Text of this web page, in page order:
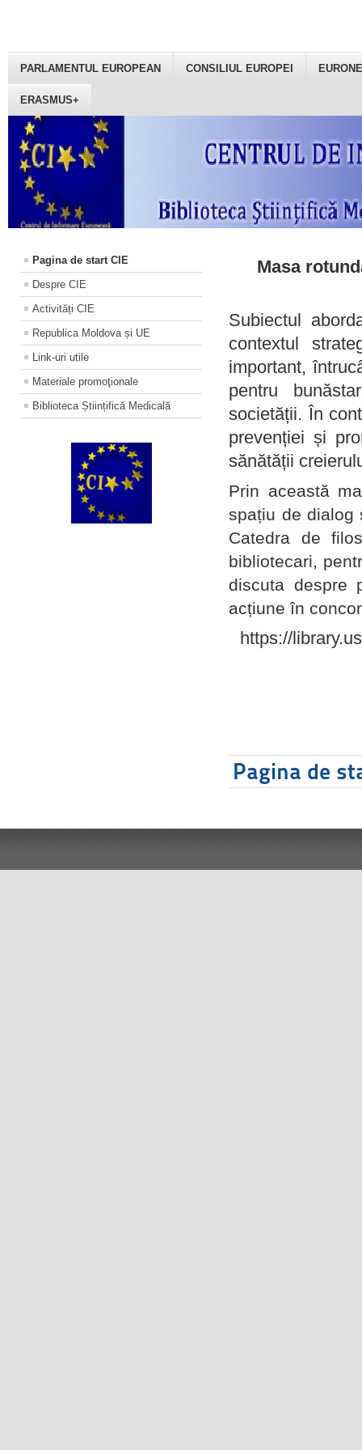
PARLAMENTUL EUROPEAN CONSILIUL EUROPEI
ERASMUS+
Pagina de start CIE
Despre CIE
Activități CIE
Republica Moldova și UE
Link-uri utile
Materiale promoţionale
Biblioteca Științifică Medicală
Masa
Subiectul
contextul
important,
pentru
societății. În
prevenției și
sănătății
Prin această
spațiu de dialog
Catedra de
bibliotecari,
discuta despre
acțiune în
https://
Pagina de